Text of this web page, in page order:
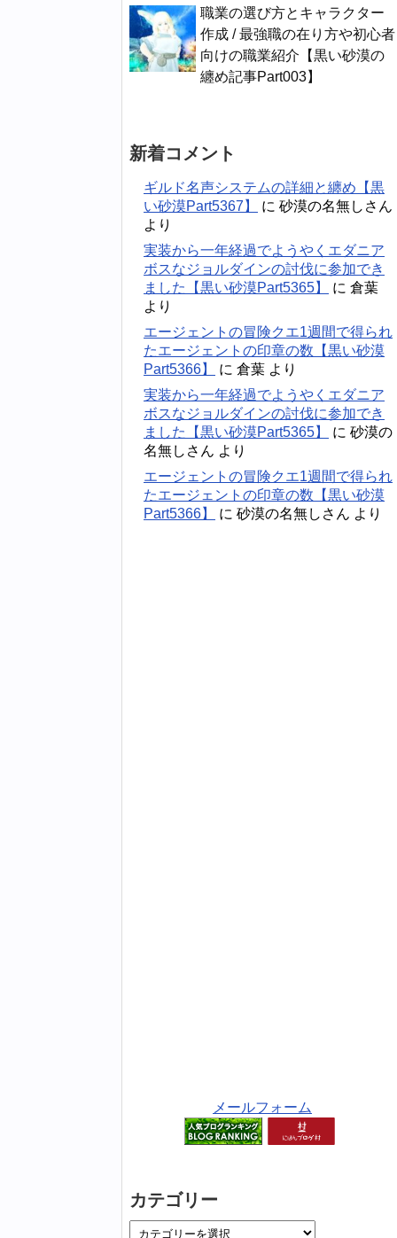
職業の選び方とキャラクター
作成 / 最強職の在り方や初心者
向けの職業紹介【黒い砂漠の
纏め記事Part003】
新着コメント
ギルド名声システムの詳細と纏め【黒
い砂漠Part5367】
に 砂漠の名無しさん
より
実装から一年経過でようやくエダニア
ボスなジョルダインの討伐に参加でき
ました【黒い砂漠Part5365】
に 倉葉
より
エージェントの冒険クエ1週間で得られ
たエージェントの印章の数【黒い砂漠
Part5366】
に 倉葉 より
実装から一年経過でようやくエダニア
ボスなジョルダインの討伐に参加でき
ました【黒い砂漠Part5365】
に 砂漠の
名無しさん より
エージェントの冒険クエ1週間で得られ
たエージェントの印章の数【黒い砂漠
Part5366】
に 砂漠の名無しさん より
メールフォーム
カテゴリー